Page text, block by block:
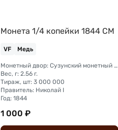
Монета 1/4 копейки 1844 СМ
VF Медь
Монетный двор: Сузунский монетный двор (Сибирь)
Вес, г: 2.56 г.
Тираж, шт: 3 000 000
Правитель: Николай I
Год: 1844
1 000 ₽